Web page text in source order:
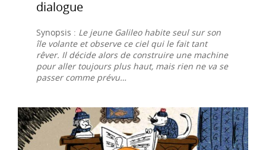
dialogue
Synopsis : Le jeune Galileo habite seul sur son
île volante et observe ce ciel qui le fait tant
rêver. Il décide alors de construire une machine
pour aller toujours plus haut, mais rien ne va se
passer comme prévu…